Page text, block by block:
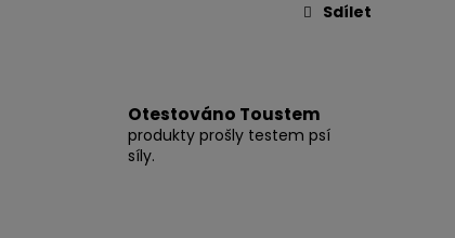
Sdílet
Otestováno Toustem
produkty prošly testem psí
síly.